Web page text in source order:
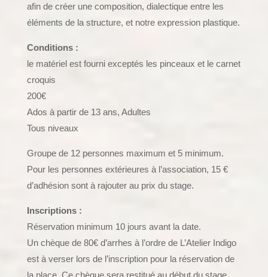
afin de créer une composition, dialectique entre les
éléments de la structure, et notre expression plastique.
Conditions :
le matériel est fourni exceptés les pinceaux et le carnet
croquis
200€
Ados à partir de 13 ans, Adultes
Tous niveaux
Groupe de 12 personnes maximum et 5 minimum.
Pour les personnes extérieures à l’association, 15 €
d’adhésion sont à rajouter au prix du stage.
Inscriptions :
Réservation minimum 10 jours avant la date.
Un chèque de 80€ d’arrhes à l’ordre de L’Atelier Indigo
est à verser lors de l’inscription pour la réservation de
la place. Ce chèque sera restitué au début du stage